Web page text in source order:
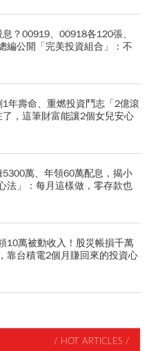
？00919、00918各120張、
編公開「完美投資組合」：不
年壽命、重燃投資鬥志「2億滾
，這筆財富能讓2個女兒安心
萬、年領60萬配息，揭小
法」：每月這樣做，零存款也
10萬被動收入！股災帳損千萬
靠台積電2個月賺回來的投資心
/ HOT ARTICLES /